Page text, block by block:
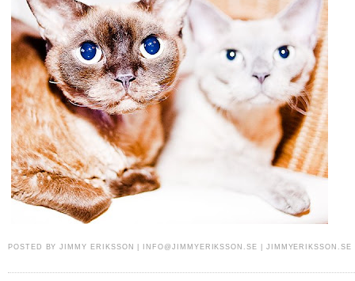
POSTED BYJIMMY ERIKSSON | INFO@JIMMYERIKSSON.SE JIMMYERIKSSON.SE